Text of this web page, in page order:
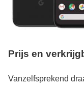
Prijs en
Vanzelfsprekend